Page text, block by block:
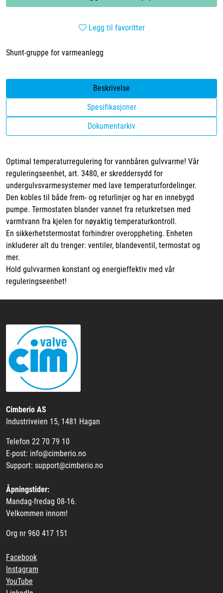
Legg til favoritter
Shunt-gruppe for varmeanlegg
Beskrivelse
Spesifikasjoner
Dokumentarkiv
Optimal temperaturregulering for vannbåren gulvvarme! Vår
reguleringseenhet, art. 3480, er skreddersydd for
undergulvsvarmesystemer med lave temperaturfordelinger.
Den kobles til både frem- og returlinjer og har en innebygd
pumpe. Termostaten blander vannet fra returkretsen med
varmtvann fra kjelen for nøyaktig temperaturkontroll.
En sikkerhetstermostat forhindrer overoppheting. Enheten
inkluderer alt du trenger: ventiler, blandeventil, termostat og
mer.
Hold gulvvarmen konstant og energieffektiv med vår
reguleringseenhet!
Cimberio AS
Industriveien 15, 1481 Hagan
Telefon 22 70 79 10
E-post: info@cimberio.no
Support: support@cimberio.no
Åpningstider:
Mandag-fredag 08-16.
Velkommen innom!
Org nr 960 417 151
Facebook
Instagram
YouTube